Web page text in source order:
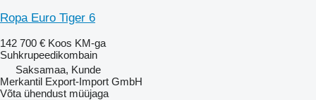
Ropa Euro Tiger 6
142 700 € Koos KM-ga
Suhkrupeedikombain
Saksamaa, Kunde
Merkantil Export-Import GmbH
Võta ühendust müüjaga